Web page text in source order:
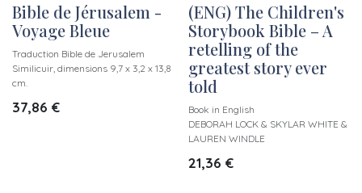
Nouveau !
Bible de Jérusalem -
Voyage Bleue
Traduction Bible de Jerusalem
Similicuir, dimensions 9,7 x 3,2 x 13,8
cm.
37,86 €
(ENG) The Children's
Storybook Bible – A
retelling of the
greatest story ever
told
Book in English
DEBORAH LOCK & SKYLAR WHITE &
LAUREN WINDLE
21,36 €